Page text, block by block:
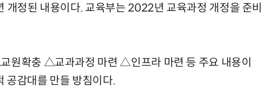
정된 내용이다. 교육부는 2022년 교육과정 개정을 준비
확충 △교과과정 마련 △인프라 마련 등 주요 내용이
공감대를 만들 방침이다.